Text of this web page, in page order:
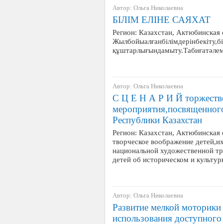
Автор: Ольга Николаевна
БІЛІМ ЕЛІНЕ САЯХАТ
Регион: Казахстан,
Автор: Ольга Николаевна
С Ц Е Н А Р И Й
Республики Казахстан
Регион: Казахстан,
творческое воображение
национальной художественной
детей об историческом и
Автор: Ольга Николаевна
Развитие мелкой
использования